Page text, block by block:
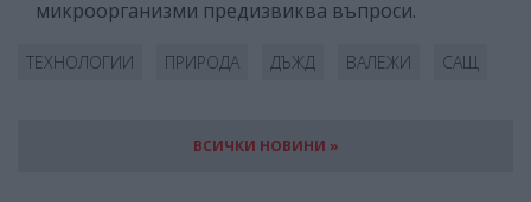
микроорганизми предизвиква въпроси.
ТЕХНОЛОГИИ ПРИРОДА ДЪЖД ВАЛЕЖИ САЩ
ВСИЧКИ НОВИНИ »